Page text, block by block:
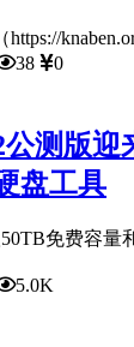
https://
38
0
测版迎
盘工具
免费容量
5.0K